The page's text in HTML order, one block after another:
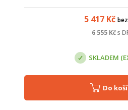
5 417 Kč
6 555 Kčs
SKLADEM
Do